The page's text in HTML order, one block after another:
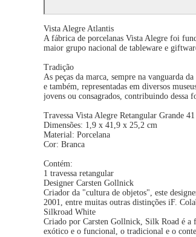
Vista Alegre Atlantis
A fábrica de porcelanas Vista Alegre foi
maior grupo nacional de tableware e
Tradição
As peças da marca, sempre na vanguarda
e também, representadas em diversos
jovens ou consagrados, contribuindo dessa
Travessa Vista Alegre Retangular Grande
Dimensões: 1,9 x 41,9 x 25,2 cm
Material: Porcelana
Cor: Branca
Contém:
1 travessa retangular
Designer Carsten Gollnick
Criador da "cultura de objetos", este
2001, entre muitas outras distinções iF.
Silkroad White
Criado por Carsten Gollnick, Silk Road é a
exótico e o funcional, o tradicional e o